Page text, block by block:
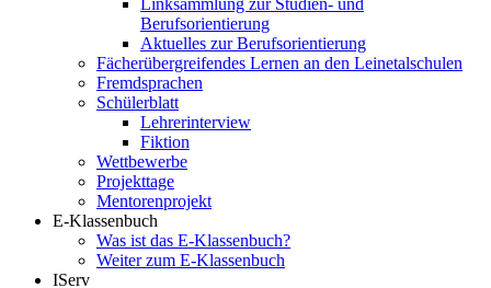
Linksammlung zur Studien- und
Berufsorientierung
Aktuelles zur Berufsorientierung
Fächerübergreifendes Lernen an den Leinetalschulen
Fremdsprachen
Schülerblatt
Lehrerinterview
Fiktion
Wettbewerbe
Projekttage
Mentorenprojekt
E-Klassenbuch
Was ist das E-Klassenbuch?
Weiter zum E-Klassenbuch
IServ